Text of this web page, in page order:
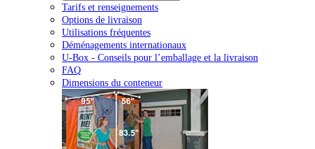
Tarifs et renseignements
Options de livraison
Utilisations fréquentes
Déménagements internationaux
U-Box - Conseils pour l’emballage et la livraison
FAQ
Dimensions du conteneur